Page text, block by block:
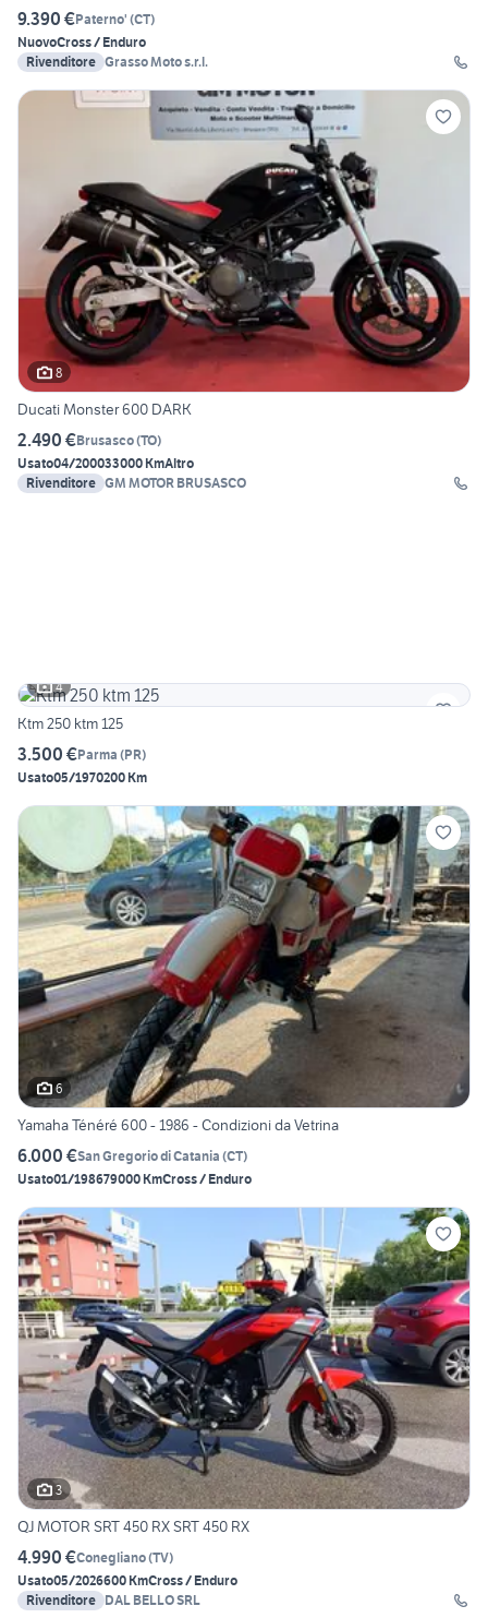
9.390 €Paterno' (CT)
NuovoCross / Enduro
Rivenditore Grasso Moto s.r.l.
8
Ducati Monster 600 DARK
2.490 €Brusasco(TO)
Usato04/200033000 KmAltro
Rivenditore GM MOTOR BRUSASCO
4
Ktm 250 ktm 125
3.500 €Parma (PR)
Usato05/1970200 Km
6
Yamaha Ténéré 600 - 1986 - Condizioni da Vetrina
6.000 €San Gregorio di Catania (CT)
Usato01/198679000 KmCross / Enduro
3
QJ MOTOR SRT 450 RX SRT 450 RX
4.990 €Conegliano(TV)
Usato05/2026600 KmCross / Enduro
Rivenditore DAL BELLO SRL